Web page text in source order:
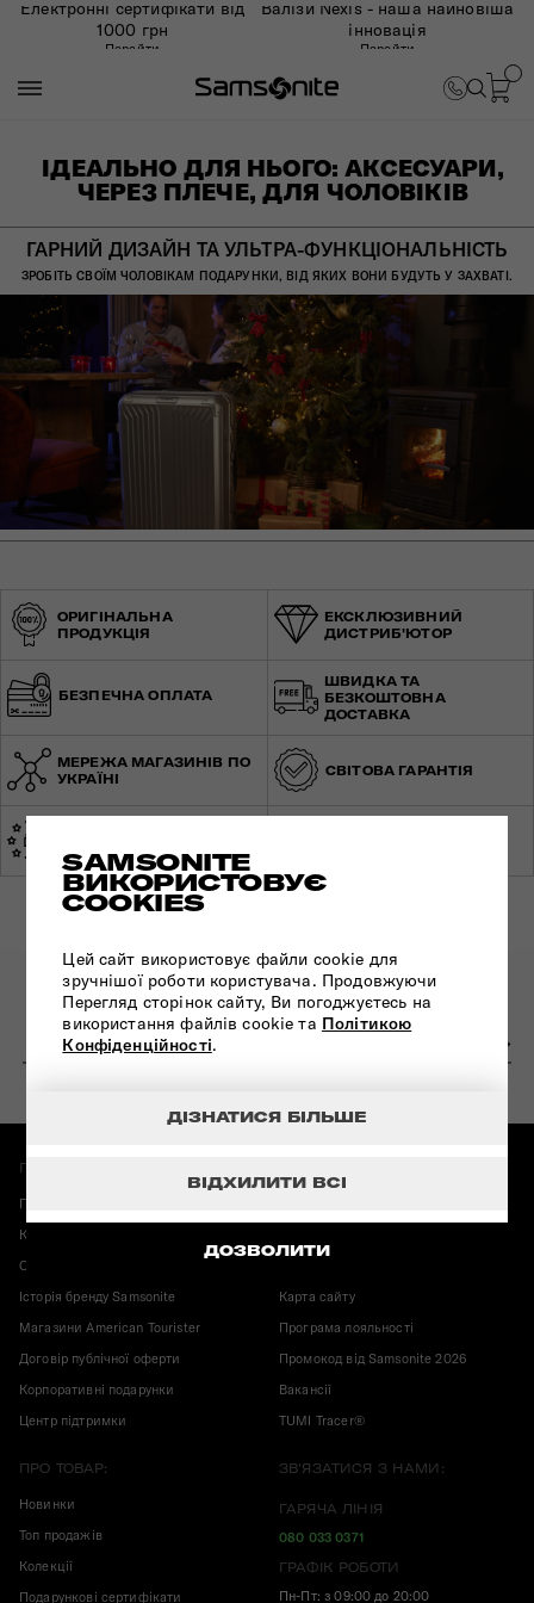
Електронні сертифікати від
1000 грн
Перейти
Валізи Nexis - наша найновіша
інновація
Перейти
SAMSONITE
ВИКОРИСТОВУЄ
COOKIES
Цей сайт використовує файли cookie для
зручнішої роботи користувача. Продовжуючи
Перегляд сторінок сайту, Ви погоджуєтесь на
використання файлів cookie та Політикою
Конфіденційності.
ДОЗВОЛИТИ
ВІДХИЛИТИ ВСІ
ДІЗНАТИСЯ БІЛЬШЕ
ІДЕАЛЬНО ДЛЯ НЬОГО: АКСЕСУАРИ,
ЧЕРЕЗ ПЛЕЧЕ, ДЛЯ ЧОЛОВІКІВ
ГАРНИЙ ДИЗАЙН ТА УЛЬТРА-ФУНКЦІОНАЛЬНІСТЬ
ЗРОБІТЬ СВОЇМ ЧОЛОВІКАМ ПОДАРУНКИ, ВІД ЯКИХ ВОНИ БУДУТЬ У ЗАХВАТІ.​
ОРИГІНАЛЬНА
ПРОДУКЦІЯ
ЕКСКЛЮЗИВНИЙ
ДИСТРИБ'ЮТОР
БЕЗПЕЧНА ОПЛАТА
ШВИДКА ТА
БЕЗКОШТОВНА
ДОСТАВКА
МЕРЕЖА МАГАЗИНІВ ПО
УКРАЇНІ
СВІТОВА ГАРАНТІЯ
ПІДПИШІТЬСЯ НА НАШІ НОВИНИ:
ПРО МАГАЗИН:
Повернення і обмін
Карта магазинів
Оплата і доставка
Історія бренду Samsonite
Магазини American Tourister
Договір публічної оферти
Корпоративні подарунки
Центр підтримки
Карта сайту
Програма лояльності
Промокод від Samsonite 2026
Вакансії
TUMI Tracer®
ПРО ТОВАР:
Новинки
Топ продажів
Колекції
Подарункові сертифікати
ЗВ'ЯЗАТИСЯ З НАМИ:
ГАРЯЧА ЛІНІЯ
080 033 0371
ГРАФІК РОБОТИ
Пн-Пт: з 09:00 до 20:00